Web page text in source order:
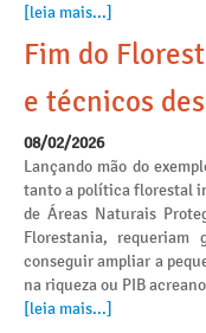
[leia mais...]
Fim do
e técnicos
08/02/2026
Lançando mão do
tanto a política florestal
de Áreas Naturais
Florestania, requeriam
conseguir ampliar a
na riqueza ou PIB
[leia mais...]